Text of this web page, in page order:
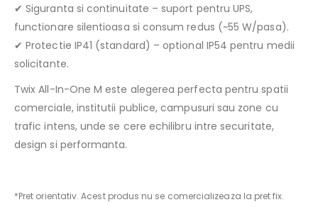
✔ Siguranta si continuitate – suport pentru UPS,
functionare silentioasa si consum redus (~55 W/pasa).
✔ Protectie IP41 (standard) – optional IP54 pentru medii
solicitante.
Twix All-In-One M este alegerea perfecta pentru spatii
comerciale, institutii publice, campusuri sau zone cu
trafic intens, unde se cere echilibru intre securitate,
design si performanta.
*Pret orientativ. Acest produs nu se comercializeaza la pret fix.